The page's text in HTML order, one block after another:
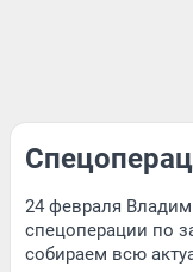
24 февраля
спецоперации по
собираем всю